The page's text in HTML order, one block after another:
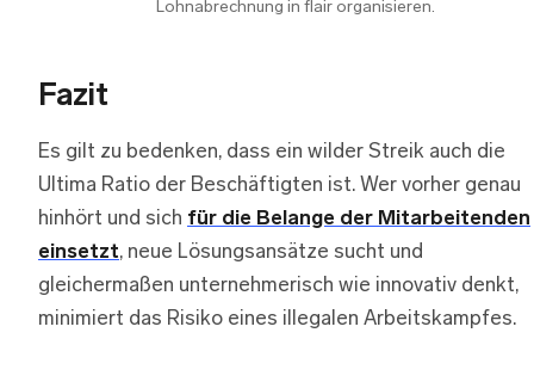
Lohnabrechnung in flair organisieren.
Fazit
Es gilt zu bedenken, dass ein wilder Streik auch die
Ultima Ratio der Beschäftigten ist. Wer vorher genau
hinhört und sich für die Belange der Mitarbeitenden
einsetzt, neue Lösungsansätze sucht und
gleichermaßen unternehmerisch wie innovativ denkt,
minimiert das Risiko eines illegalen Arbeitskampfes.